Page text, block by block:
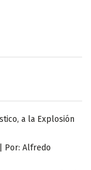
a la Explosión
Por: Alfredo